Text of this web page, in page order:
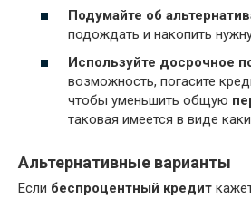
Подумайте об
подождать и накопить
Используйте досрочное
возможность, погасите
чтобы уменьшить общую
таковая имеется в виде
Альтернативные варианты
Если беспроцентный кредит